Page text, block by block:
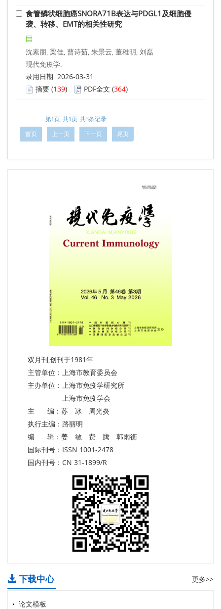
食管鳞状细胞癌SNORA71B表达与PDGL1及细胞侵
袭、转移、EMT的相关性研究
沈素朋, 梁佳, 曹诗茹, 朱景云, 董稚明, 刘磊
现代免疫学.
录用日期: 2026-03-31
摘要 (139) PDF全文 (364)
第1页 共1页 共3条记录
首页 上一页 下一页 尾页
双月刊,创刊于1981年
主管单位：上海市教育委员会
主办单位：上海市免疫学研究所
上海市免疫学会
主 编：苏 冰 周光炎
执行主编：路丽明
编 辑：姜 敏 费 腾 韩雨衡
国际刊号：ISSN 1001-2478
国内刊号：CN 31-1899/R
下载中心 更多>>
论文模板